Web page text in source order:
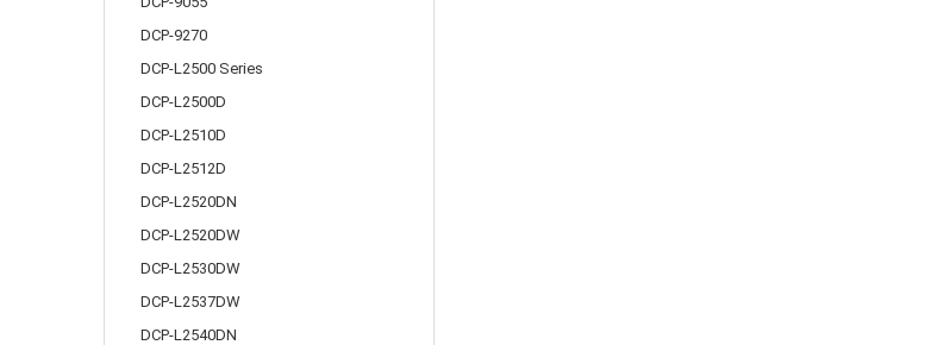
DCP-9270
DCP-L2500 Series
DCP-L2500D
DCP-L2510D
DCP-L2512D
DCP-L2520DN
DCP-L2520DW
DCP-L2530DW
DCP-L2537DW
DCP-L2540DN